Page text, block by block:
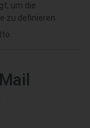
um die
zu definieren.